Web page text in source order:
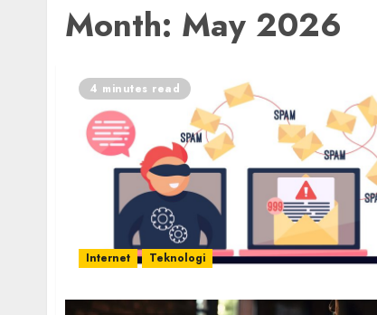
Month: May 2026
4 minutes read
Internet Teknologi